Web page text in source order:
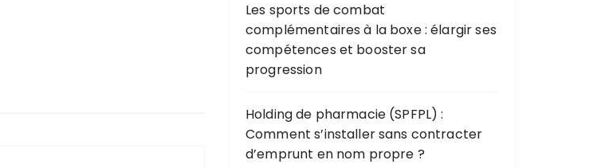
Les sports de combat
complémentaires à la boxe : élargir ses
compétences et booster sa
progression
Holding de pharmacie (SPFPL) :
Comment s’installer sans contracter
d’emprunt en nom propre ?